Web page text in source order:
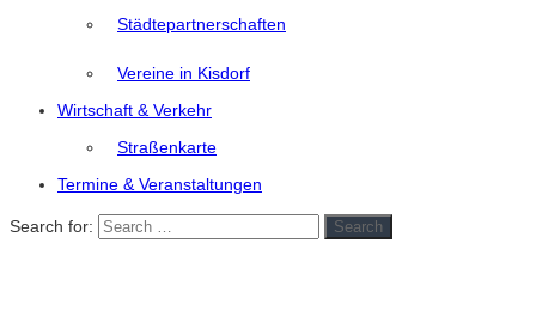
Städtepartnerschaften
Vereine in Kisdorf
Wirtschaft & Verkehr
Straßenkarte
Termine & Veranstaltungen
Search for: Search